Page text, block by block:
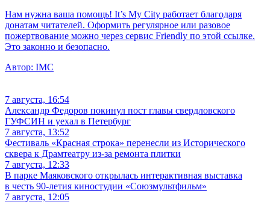
Нам нужна ваша помощь! It’s My City работает благодаря
донатам читателей. Оформить регулярное или разовое
пожертвование можно через сервис Friendly по этой ссылке.
Это законно и безопасно.
Автор: IMC
7 августа, 16:54
Александр Федоров покинул пост главы свердловского
ГУФСИН и уехал в Петербург
7 августа, 13:52
Фестиваль «Красная строка» перенесли из Исторического
сквера к Драмтеатру из-за ремонта плитки
7 августа, 12:33
В парке Маяковского открылась интерактивная выставка
в честь 90-летия киностудии «Союзмультфильм»
7 августа, 12:05